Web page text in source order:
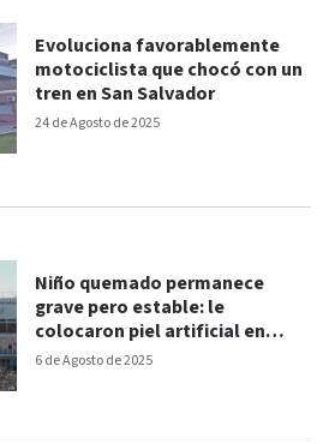
24 de Agosto de 2025
Evoluciona favorablemente
motociclista que chocó con un
tren en San Salvador
6 de Agosto de 2025
Niño quemado permanece
grave pero estable: le
colocaron piel artificial en
brazo y pierna